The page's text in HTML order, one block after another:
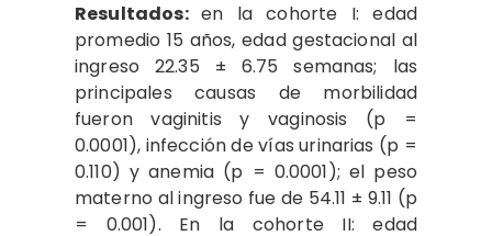
Resultados:en la cohorte I: edad
promedio 15 años, edad gestacional al
ingreso 22.35 ± 6.75 semanas; las
principales causas de morbilidad
fueron vaginitis y vaginosis (p =
0.0001), infección de vías urinarias (p =
0.110) y anemia (p = 0.0001); el peso
materno al ingreso fue de 54.11 ± 9.11 (p
= 0.001). En la cohorte II: edad